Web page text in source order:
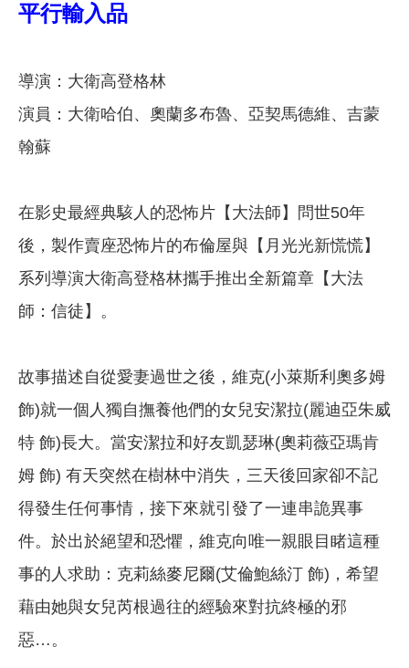
平行輸入品
導演：大衛高登格林
演員：大衛哈伯、奧蘭多布魯、亞契馬德維、吉蒙
翰蘇
在影史最經典駭人的恐怖片【大法師】問世50年
後，製作賣座恐怖片的布倫屋與【月光光新慌慌】
系列導演大衛高登格林攜手推出全新篇章【大法
師：信徒】。
故事描述自從愛妻過世之後，維克(小萊斯利奧多姆
飾)就一個人獨自撫養他們的女兒安潔拉(麗迪亞朱威
特 飾)長大。當安潔拉和好友凱瑟琳(奧莉薇亞瑪肯
姆 飾) 有天突然在樹林中消失，三天後回家卻不記
得發生任何事情，接下來就引發了一連串詭異事
件。於出於絕望和恐懼，維克向唯一親眼目睹這種
事的人求助：克莉絲麥尼爾(艾倫鮑絲汀 飾)，希望
藉由她與女兒芮根過往的經驗來對抗終極的邪
惡…。